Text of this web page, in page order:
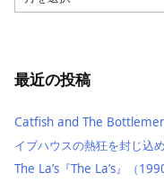
ー
最近の投稿
Catfish and The
イブハウスの熱狂を封じ込
The La’s『The La’s』（